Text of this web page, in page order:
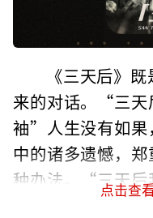
《三天后》
来的对话。“三天
袖”人生没有如果
中的诸多遗憾，
种办法。“三天后
舟/三天后我要往
点击查